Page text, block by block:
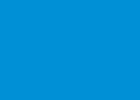
Kalibrierberichts. An die
an.
POKAS ist auf einem
Ort bei der Durchführung
übernommenen
ausgewertet und mit